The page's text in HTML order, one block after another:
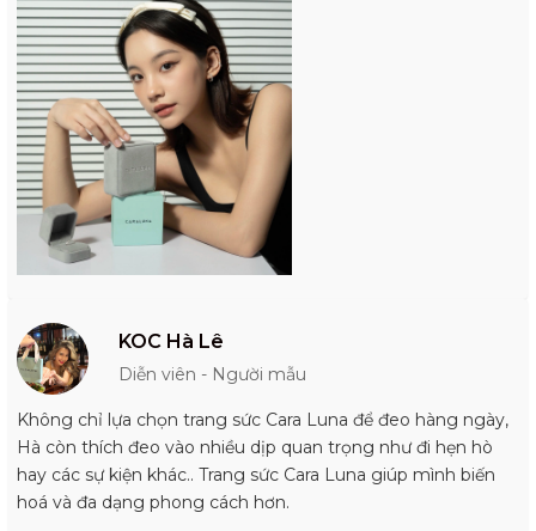
KOC Hà Lê
Diễn viên - Người mẫu
Không chỉ lựa chọn trang sức Cara Luna để đeo hàng ngày,
Hà còn thích đeo vào nhiều dịp quan trọng như đi hẹn hò
hay các sự kiện khác.. Trang sức Cara Luna giúp mình biến
hoá và đa dạng phong cách hơn.